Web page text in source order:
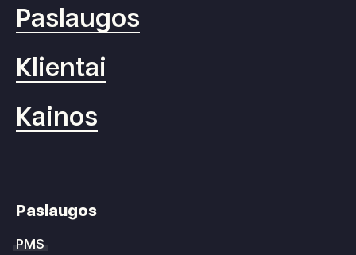
Paslaugos
Klientai
Kainos
Paslaugos
PMS